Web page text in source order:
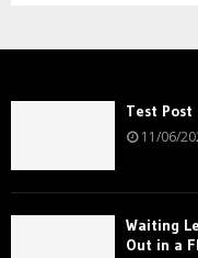
Test Post
11/06/
Waiting
Out in a